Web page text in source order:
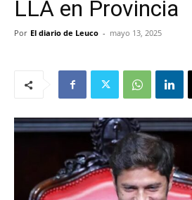
LLA en Provincia
Por El diario de Leuco - mayo 13, 2025